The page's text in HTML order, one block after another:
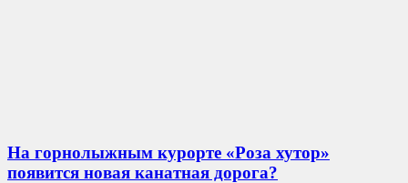
На горнолыжным курорте «Роза хутор»
появится новая канатная дорога?